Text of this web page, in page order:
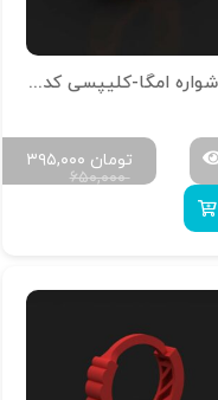
گوشواره امگا-کلیپسی کد g-n-13
۶۵۰,۰۰۰
۳۹۵,۰۰۰ تومان